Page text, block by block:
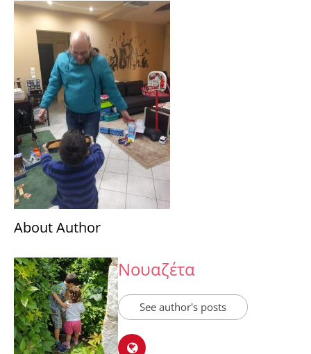
About Author
Νουαζέτα
See author's posts